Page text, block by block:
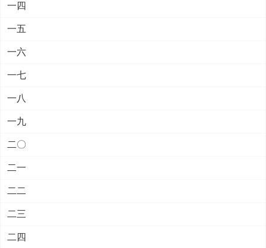
一四
一五
一六
一七
一八
一九
二〇
二一
二二
二三
二四